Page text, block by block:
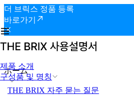
더 브릭스 정품 등록
바로가기
제품 소개
구성품 및 명칭
ホーム
THE BRIX 자주 묻는 질문